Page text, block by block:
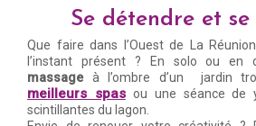
Se détendre et
Que faire dans l’Ouest de La
l’instant présent ? En solo ou en
massageà l’ombre d’un jardin
meilleurs spasou une séance de
scintillantes du lagon.